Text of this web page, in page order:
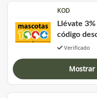
KOD
Llévate
código
Verificado
Mostrar